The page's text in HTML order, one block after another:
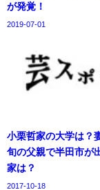
が発覚！
2019-07-01
小栗哲家の大学は？
旬の父親で半田市が
家は？
2017-10-18